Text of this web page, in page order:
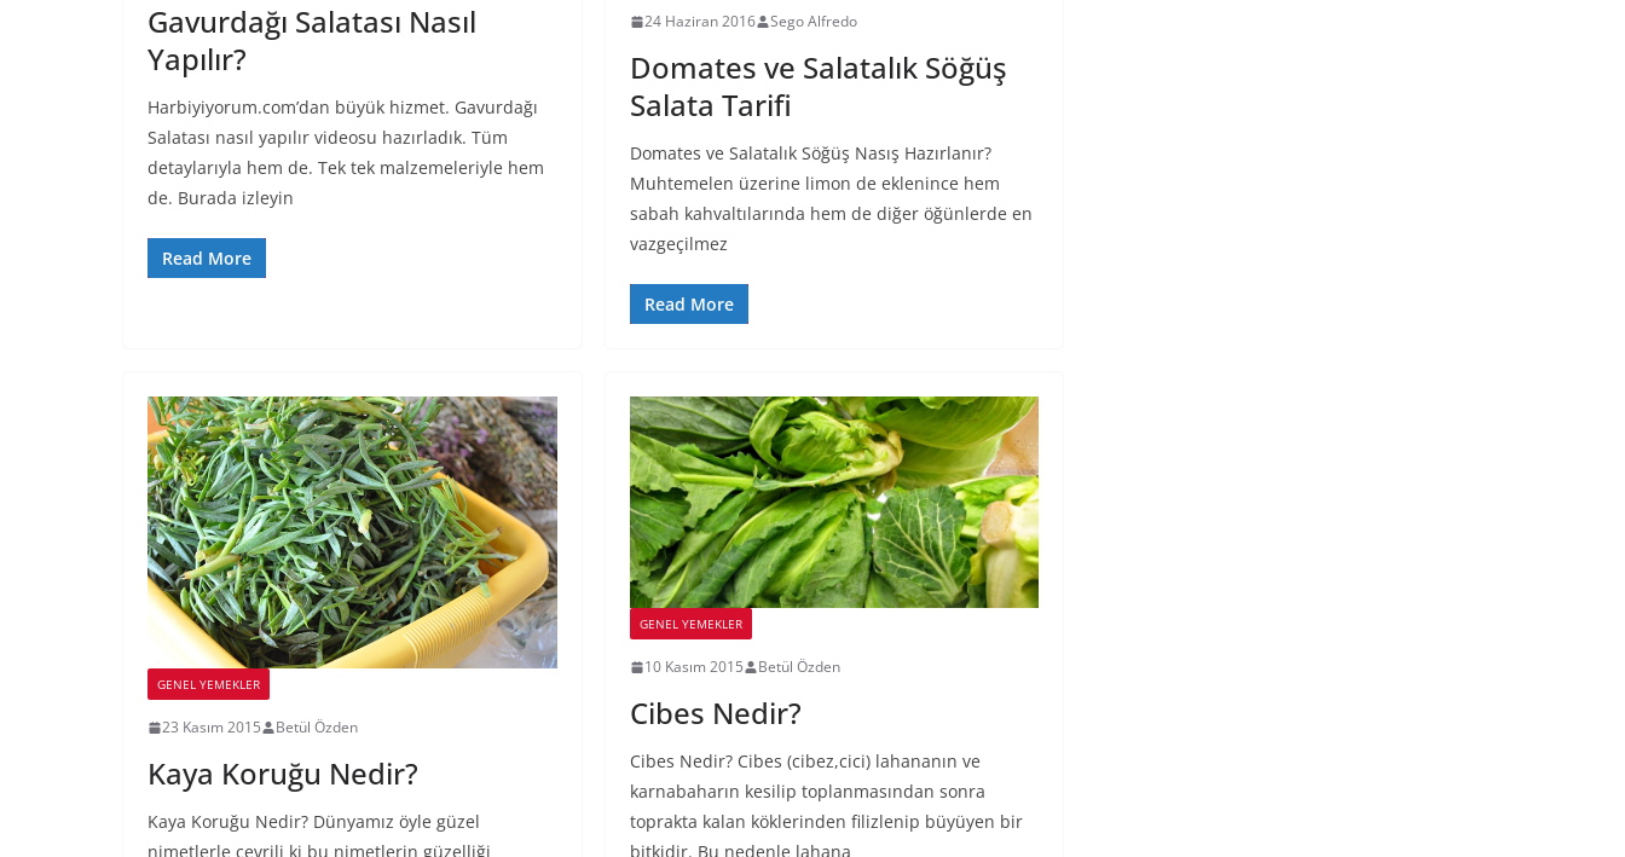
Gavurdağı Salatası Nasıl
Yapılır?
Harbiyiyorum.com’dan büyük hizmet. Gavurdağı
Salatası nasıl yapılır videosu hazırladık. Tüm
detaylarıyla hem de. Tek tek malzemeleriyle hem
de. Burada izleyin
Read More
24 Haziran 2016 Sego Alfredo
Domates ve Salatalık Söğüş
Salata Tarifi
Domates ve Salatalık Söğüş Nasış Hazırlanır?
Muhtemelen üzerine limon de eklenince hem
sabah kahvaltılarında hem de diğer öğünlerde en
vazgeçilmez
Read More
GENEL YEMEKLER
23 Kasım 2015 Betül Özden
Kaya Koruğu Nedir?
Kaya Koruğu Nedir? Dünyamız öyle güzel
nimetlerle çevrili ki bu nimetlerin güzelliği
GENEL YEMEKLER
10 Kasım 2015 Betül Özden
Cibes Nedir?
Cibes Nedir? Cibes (cibez,cici) lahananın ve
karnabaharın kesilip toplanmasından sonra
toprakta kalan köklerinden filizlenip büyüyen bir
bitkidir. Bu nedenle lahana